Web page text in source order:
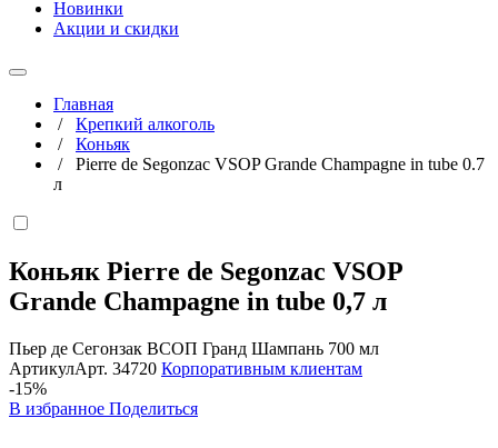
Новинки
Акции и скидки
Главная
/ Крепкий алкоголь
/ Коньяк
/ Pierre de Segonzac VSOP Grande Champagne in tube 0.7
л
Коньяк Pierre de Segonzac VSOP
Grande Champagne in tube 0,7 л
Пьер де Сегонзак ВСОП Гранд Шампань 700 мл
АртикулАрт. 34720 Корпоративным клиентам
-15%
В избранное Поделиться